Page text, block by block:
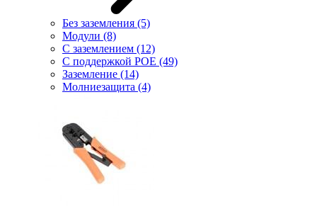
Без заземления (5)
Модули (8)
С заземлением (12)
С поддержкой POE (49)
Заземление (14)
Молниезащита (4)